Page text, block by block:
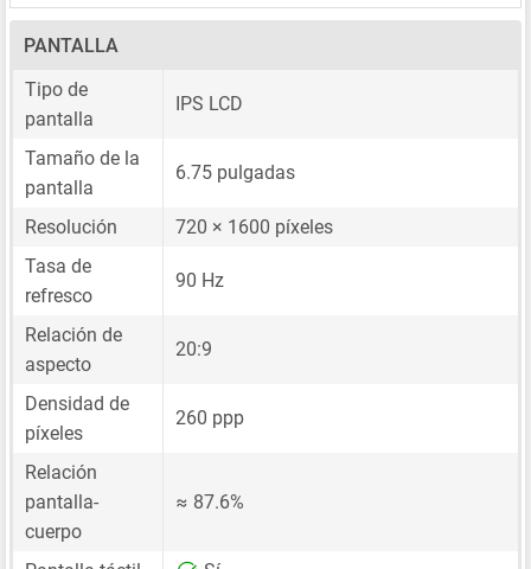
PANTALLA
Tipo de
pantalla
IPS LCD
Tamaño de la
pantalla
6.75 pulgadas
Resolución
720 × 1600 píxeles
Tasa de
refresco
90 Hz
Relación de
aspecto
20:9
Densidad de
píxeles
260 ppp
Relación
pantalla-
cuerpo
≈ 87.6%